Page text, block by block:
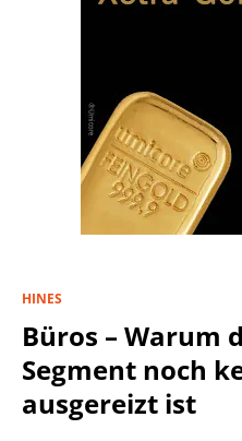
HINES
Büros – Warum
Segment noch
ausgereizt ist